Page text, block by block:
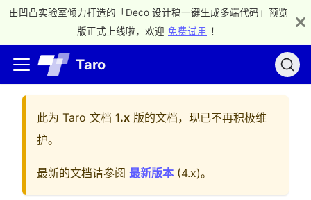
由凹凸实验室倾力打造的「Deco 设计稿一键生成多端代码」预览
版正式上线啦，欢迎 免费试用 ！
Taro
此为 Taro 文档 1.x 版的文档，现已不再积极维
护。
最新的文档请参阅 最新版本 (4.x)。